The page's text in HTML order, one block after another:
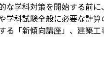
な学科対策を開始する前に
学科試験全般に必要な計
る「新傾向講座」、建築